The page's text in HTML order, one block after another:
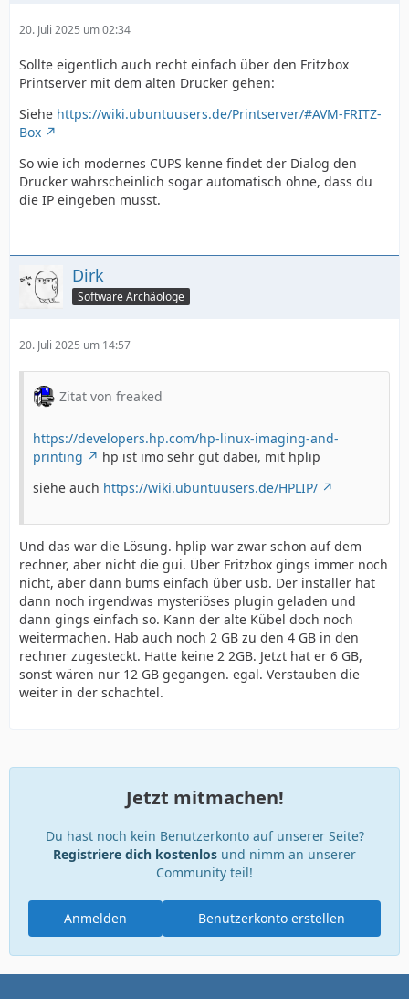
20. Juli 2025 um 02:34
Sollte eigentlich auch recht einfach über den Fritzbox
Printserver mit dem alten Drucker gehen:
Siehe https://wiki.ubuntuusers.de/Printserver/#AVM-FRITZ-
Box
So wie ich modernes CUPS kenne findet der Dialog den
Drucker wahrscheinlich sogar automatisch ohne, dass du
die IP eingeben musst.
Dirk
Software Archäologe
20. Juli 2025 um 14:57
Zitat von freaked
https://developers.hp.com/hp-linux-imaging-and-
printing
hp ist imo sehr gut dabei, mit hplip
siehe auch https://wiki.ubuntuusers.de/HPLIP/
Und das war die Lösung. hplip war zwar schon auf dem
rechner, aber nicht die gui. Über Fritzbox gings immer noch
nicht, aber dann bums einfach über usb. Der installer hat
dann noch irgendwas mysteriöses plugin geladen und
dann gings einfach so. Kann der alte Kübel doch noch
weitermachen. Hab auch noch 2 GB zu den 4 GB in den
rechner zugesteckt. Hatte keine 2 2GB. Jetzt hat er 6 GB,
sonst wären nur 12 GB gegangen. egal. Verstauben die
weiter in der schachtel.
Jetzt mitmachen!
Du hast noch kein Benutzerkonto auf unserer Seite?
Registriere dich kostenlos und nimm an unserer
Community teil!
Benutzerkonto erstellen
Anmelden